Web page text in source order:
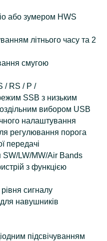
або зумером HWS
літнього часу та 2
смугою
/ RS / P /
SSB з низьким
вибором USB
налаштування
регулювання порога
передачі
SW/LW/MW/Air Bands
з функцією
сигналу
навушників
підсвічуванням